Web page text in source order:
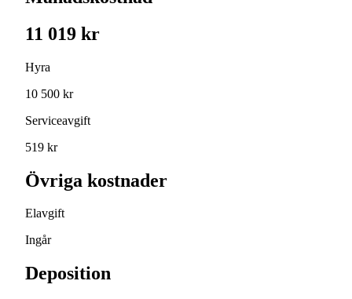
11 019 kr
Hyra
10 500 kr
Serviceavgift
519 kr
Övriga kostnader
Elavgift
Ingår
Deposition